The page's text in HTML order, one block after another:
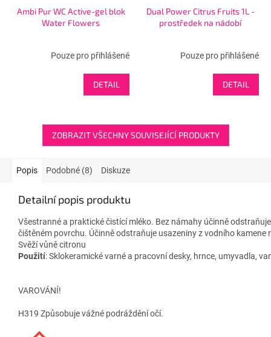
Ambi Pur WC Active-gel blok
Water Flowers
Pouze pro přihlášené
DETAIL
Dual Power Citrus Fruits 1L -
prostředek na nádobí
Pouze pro přihlášené
DETAIL
ZOBRAZIT VŠECHNY SOUVISEJÍCÍ PRODUKTY
Popis Podobné (8) Diskuze
Detailní popis produktu
Všestranné a praktické čistící mléko. Bez námahy účinně
čištěném povrchu. Účinně odstraňuje usazeniny z vodního
Svěží vůně citronu
Použití: Sklokeramické varné a pracovní desky, hrnce, umyvadla,
VAROVÁNÍ!
H319 Způsobuje vážné podráždění očí.